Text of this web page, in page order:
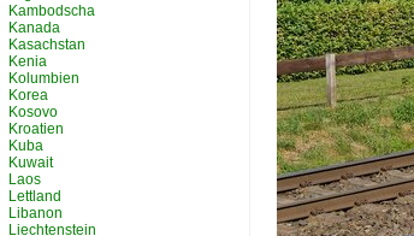
Kambodscha
Kanada
Kasachstan
Kenia
Kolumbien
Korea
Kosovo
Kroatien
Kuba
Kuwait
Laos
Lettland
Libanon
Liechtenstein